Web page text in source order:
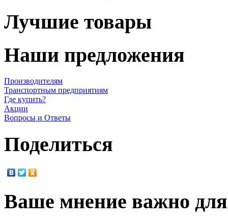
Лучшие товары
Наши предложения
Производителям
Транспортным предприятиям
Где купить?
Акции
Вопросы и Ответы
Поделиться
Ваше мнение важно